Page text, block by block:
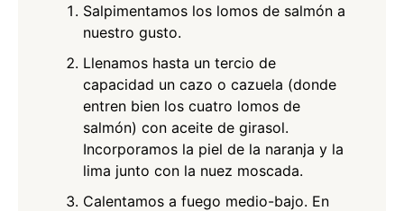
Salpimentamos los lomos de salmón a
nuestro gusto.
Llenamos hasta un tercio de
capacidad un cazo o cazuela (donde
entren bien los cuatro lomos de
salmón) con aceite de girasol.
Incorporamos la piel de la naranja y la
lima junto con la nuez moscada.
Calentamos a fuego medio-bajo. En